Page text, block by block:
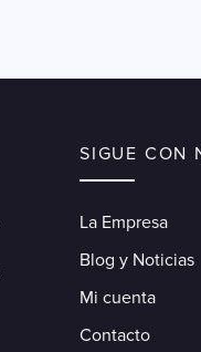
SIGUE CON
La Empresa
Blog y Noticias
Mi cuenta
Contacto